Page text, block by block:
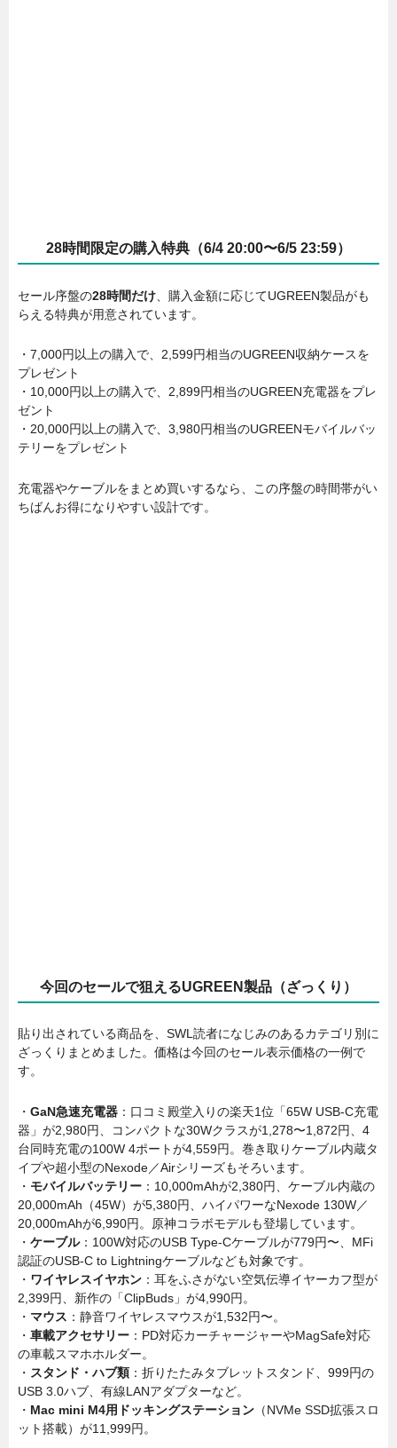
28時間限定の購入特典（6/4 20:00〜6/5 23:59）
セール序盤の28時間だけ 、購入金額に応じてUGREEN製品がも
らえる特典が用意されています。
・7,000円以上の購入で、2,599円相当のUGREEN収納ケースを
プレゼント
・10,000円以上の購入で、2,899円相当のUGREEN充電器をプレ
ゼント
・20,000円以上の購入で、3,980円相当のUGREENモバイルバッ
テリーをプレゼント
充電器やケーブルをまとめ買いするなら、この序盤の時間帯がい
ちばんお得になりやすい設計です。
今回のセールで狙えるUGREEN製品（ざっくり）
貼り出されている商品を、SWL読者になじみのあるカテゴリ別に
ざっくりまとめました。価格は今回のセール表示価格の一例で
す。
・ GaN急速充電器 ：口コミ殿堂入りの楽天1位「65W USB-C充電
器」が2,980円、コンパクトな30Wクラスが1,278〜1,872円、4
台同時充電の100W 4ポートが4,559円。巻き取りケーブル内蔵タ
イプや超小型のNexode／Airシリーズもそろいます。
・ モバイルバッテリー ：10,000mAhが2,380円、ケーブル内蔵の
20,000mAh（45W）が5,380円、ハイパワーなNexode 130W／
20,000mAhが6,990円。原神コラボモデルも登場しています。
・ ケーブル：100W対応のUSB Type-Cケーブルが779円〜、MFi
認証のUSB-C to Lightningケーブルなども対象です。
・ ワイヤレスイヤホン ：耳をふさがない空気伝導イヤーカフ型が
2,399円、新作の「ClipBuds」が4,990円。
・ マウス ：静音ワイヤレスマウスが1,532円〜。
・ 車載アクセサリー ：PD対応カーチャージャーやMagSafe対応
の車載スマホホルダー。
・ スタンド・ハブ類 ：折りたたみタブレットスタンド、999円の
USB 3.0ハブ、有線LANアダプターなど。
・ Mac mini M4用ドッキングステーション （NVMe SSD拡張スロ
ット搭載）が11,999円。